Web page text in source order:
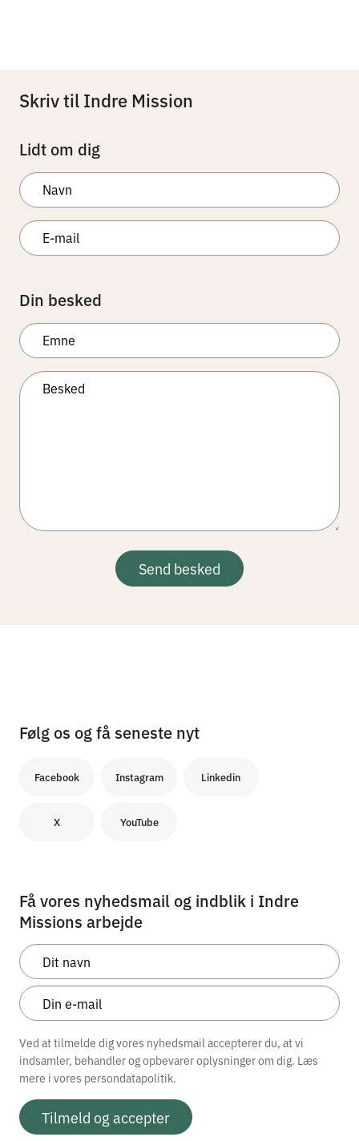
Skriv til Indre Mission
Lidt om dig
Din besked
Send besked
Følg os og få seneste nyt
Facebook Instagram Linkedin
X YouTube
Få vores nyhedsmail og indblik i Indre
Missions arbejde
Ved at tilmelde dig vores nyhedsmail accepterer du, at vi
indsamler, behandler og opbevarer oplysninger om dig. Læs
mere i vores persondatapolitik.
Tilmeld og accepter